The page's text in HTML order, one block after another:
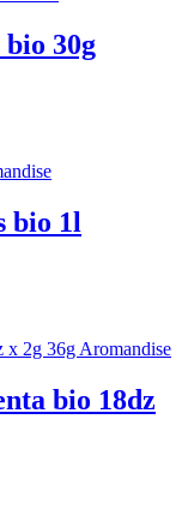
30g
bio 1l
bio 18dz